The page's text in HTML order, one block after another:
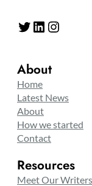
Twitter LinkedIn Instagram
About
Home
Latest News
About
How we started
Contact
Resources
Meet Our Writers